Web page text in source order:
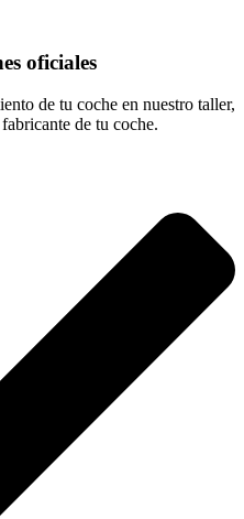
oficiales
de tu coche en nuestro taller,
de tu coche.